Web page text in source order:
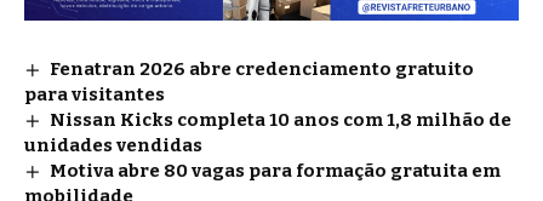
Fenatran 2026 abre credenciamento gratuito
para visitantes
Nissan Kicks completa 10 anos com 1,8 milhão de
unidades vendidas
Motiva abre 80 vagas para formação gratuita em
mobilidade